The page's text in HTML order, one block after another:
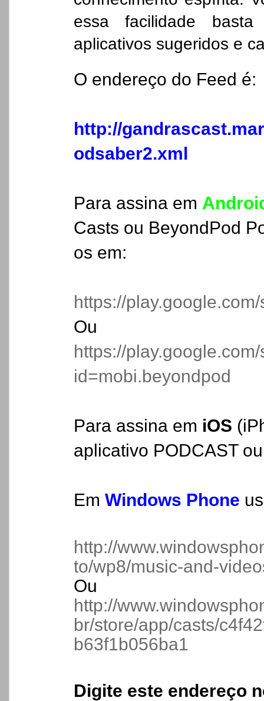
essa facilidade
aplicativos sugeridos e
O endereço do Feed é:
http://
odsaber2.xml
Para assina em
Casts ou BeyondPod
os em:
https://
Ou
https://
id=mobi.beyondpod
Para assina em iOS
aplicativo PODCAST
Em Windows Phone
http://
to/wp8/music-and-
Ou
http://
br/store/app/casts/
b63f1b056ba1
Digite este endereço